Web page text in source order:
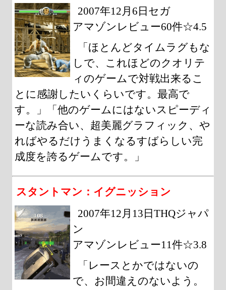
2007年12月6日セガ
アマゾンレビュー60件☆4.5
「ほとんどタイムラグもな
しで、これほどのクオリテ
ィのゲームで対戦出来るこ
とに感謝したいくらいです。最高で
す。」「他のゲームにはないスピーディ
ーな読み合い、超美麗グラフィック、や
ればやるだけうまくなるすばらしい完
成度を誇るゲームです。」
スタントマン：イグニッション
2007年12月13日THQジャパ
ン
アマゾンレビュー11件☆3.8
「レースとかではないの
で、お間違えのないよう。